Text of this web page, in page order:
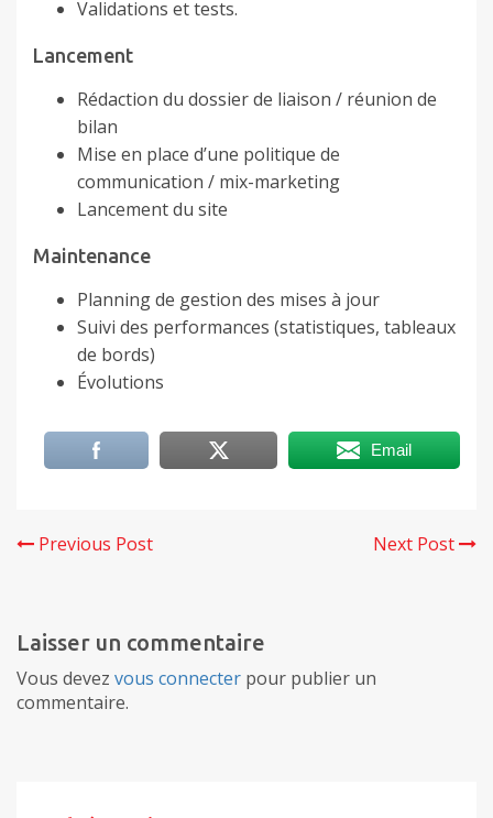
Validations et tests.
Lancement
Rédaction du dossier de liaison / réunion de
bilan
Mise en place d’une politique de
communication / mix-marketing
Lancement du site
Maintenance
Planning de gestion des mises à jour
Suivi des performances (statistiques, tableaux
de bords)
Évolutions
Email
Previous Post Next Post
Laisser un commentaire
Vous devez vous connecter pour publier un
commentaire.